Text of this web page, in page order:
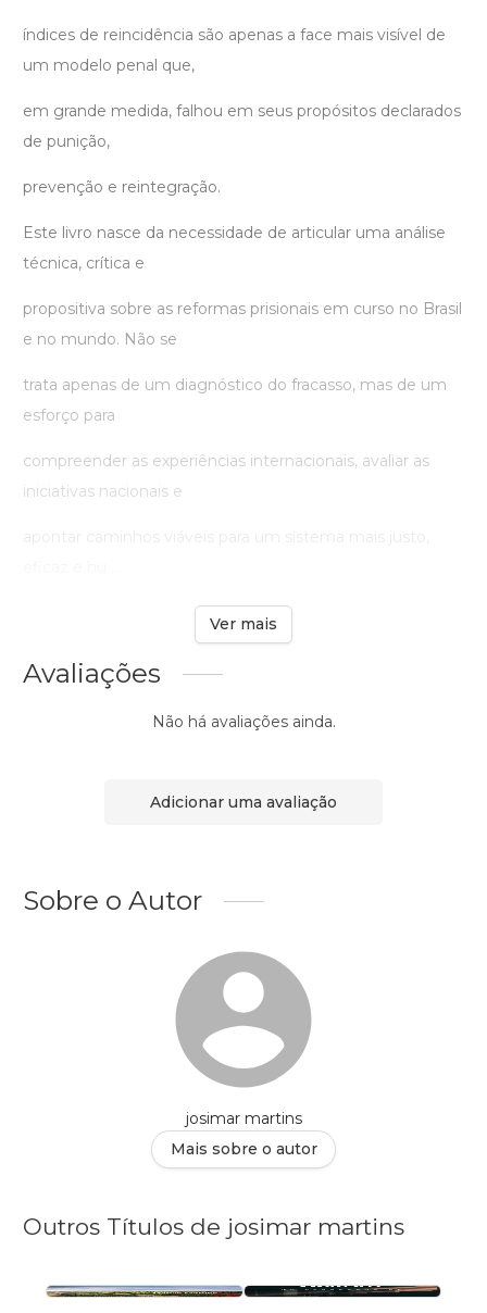
índices de reincidência são apenas a face mais visível de
um modelo penal que,
em grande medida, falhou em seus propósitos declarados
de punição,
prevenção e reintegração.
Este livro nasce da necessidade de articular uma análise
técnica, crítica e
propositiva sobre as reformas prisionais em curso no Brasil
e no mundo. Não se
trata apenas de um diagnóstico do fracasso, mas de um
esforço para
compreender as experiências internacionais, avaliar as
iniciativas nacionais e
Ver mais
Avaliações
Não há avaliações ainda.
Adicionar uma avaliação
Sobre o Autor
josimar martins
Mais sobre o autor
Outros Títulos de josimar martins